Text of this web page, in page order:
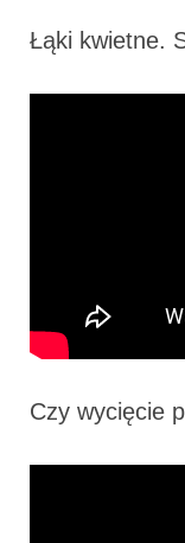
Łąki kwietne.
Czy wycięcie